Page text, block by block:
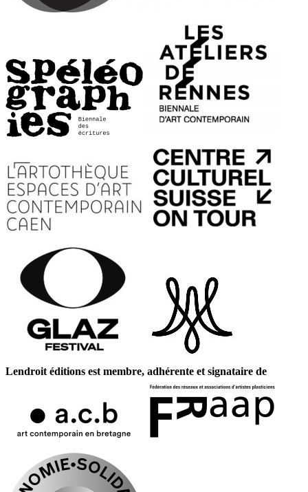
Lendroit éditions est membre, adhérente et signataire de